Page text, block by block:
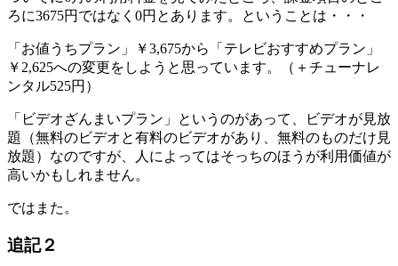
ろに3675円ではなく0円とあります。ということは・・・
「お値うちプラン」￥3,675から「テレビおすすめプラン」
￥2,625への変更をしようと思っています。（＋チューナレ
ンタル525円）
「ビデオざんまいプラン」というのがあって、ビデオが見放
題（無料のビデオと有料のビデオがあり、無料のものだけ見
放題）なのですが、人によってはそっちのほうが利用価値が
高いかもしれません。
ではまた。
追記２